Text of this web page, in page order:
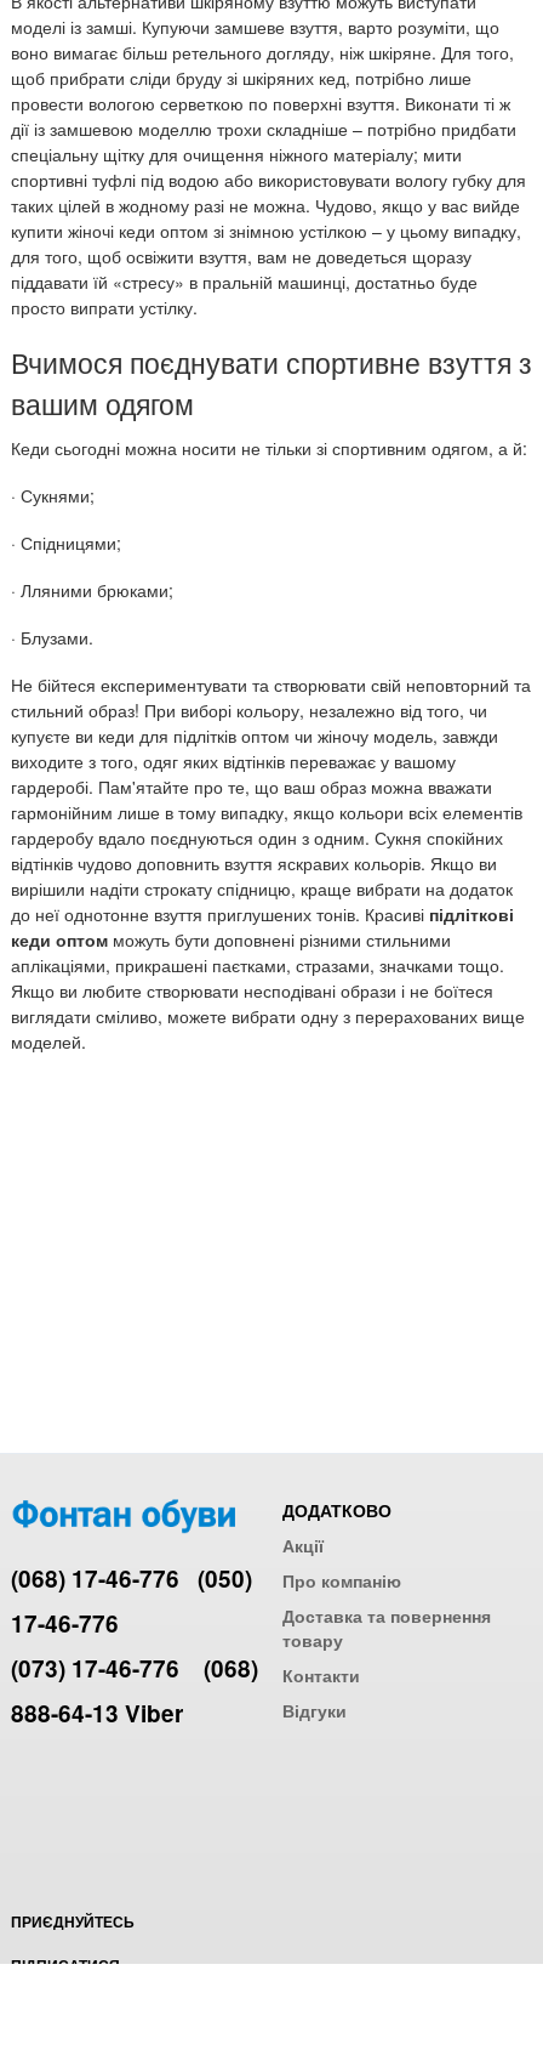
моделі із замші. Купуючи замшеве взуття, варто розуміти, що
воно вимагає більш ретельного догляду, ніж шкіряне. Для того,
щоб прибрати сліди бруду зі шкіряних кед, потрібно лише
провести вологою серветкою по поверхні взуття. Виконати ті ж
дії із замшевою моделлю трохи складніше – потрібно придбати
спеціальну щітку для очищення ніжного матеріалу; мити
спортивні туфлі під водою або використовувати вологу губку для
таких цілей в жодному разі не можна. Чудово, якщо у вас вийде
купити жіночі кеди оптом зі знімною устілкою – у цьому випадку,
для того, щоб освіжити взуття, вам не доведеться щоразу
піддавати їй «стресу» в пральній машинці, достатньо буде
просто випрати устілку.
Вчимося поєднувати спортивне взуття з
вашим одягом
Кеди сьогодні можна носити не тільки зі спортивним одягом, а й:
· Сукнями;
· Спідницями;
· Лляними брюками;
· Блузами.
Не бійтеся експериментувати та створювати свій неповторний та
стильний образ! При виборі кольору, незалежно від того, чи
купуєте ви кеди для підлітків оптом чи жіночу модель, завжди
виходите з того, одяг яких відтінків переважає у вашому
гардеробі. Пам'ятайте про те, що ваш образ можна вважати
гармонійним лише в тому випадку, якщо кольори всіх елементів
гардеробу вдало поєднуються один з одним. Сукня спокійних
відтінків чудово доповнить взуття яскравих кольорів. Якщо ви
вирішили надіти строкату спідницю, краще вибрати на додаток
до неї однотонне взуття приглушених тонів. Красиві підліткові
кеди оптом можуть бути доповнені різними стильними
аплікаціями, прикрашені паєтками, стразами, значками тощо.
Якщо ви любите створювати несподівані образи і не боїтеся
виглядати сміливо, можете вибрати одну з перерахованих вище
моделей.
(068) 17-46-776 (050)
17-46-776
(073) 17-46-776
(068)
888-64-13 Viber
ДОДАТКОВО
Акції
Про компанію
Доставка та повернення
товару
Контакти
Відгуки
ПРИЄДНУЙТЕСЬ
ПІДПИСАТИСЯ